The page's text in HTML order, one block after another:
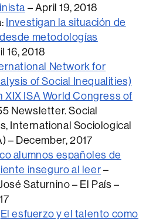
– April 19, 2018
Investigan la situación de
metodologías
16, 2018
Network for
of Social Inequalities)
XIX ISA World Congress of
Newsletter. Social
International Sociological
– December, 2017
alumnos españoles de
inseguro al leer–
Saturnino – El País –
El esfuerzo y el talento como